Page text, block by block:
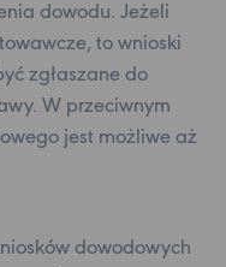
dowodu. Jeżeli
to wnioski
zgłaszane do
W przeciwnym
jest możliwe aż
dowodowych